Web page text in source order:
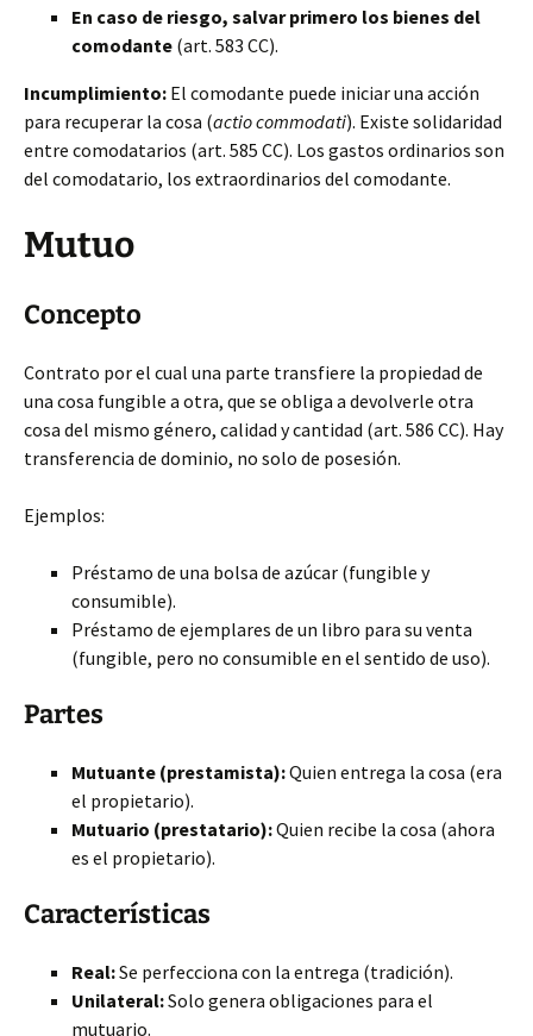
En caso de riesgo, salvar primero los bienes del
comodante (art. 583 CC).
Incumplimiento: El comodante puede iniciar una acción
para recuperar la cosa (actio commodati). Existe solidaridad
entre comodatarios (art. 585 CC). Los gastos ordinarios son
del comodatario, los extraordinarios del comodante.
Mutuo
Concepto
Contrato por el cual una parte transfiere la propiedad de
una cosa fungible a otra, que se obliga a devolverle otra
cosa del mismo género, calidad y cantidad (art. 586 CC). Hay
transferencia de dominio, no solo de posesión.
Ejemplos:
Préstamo de una bolsa de azúcar (fungible y
consumible).
Préstamo de ejemplares de un libro para su venta
(fungible, pero no consumible en el sentido de uso).
Partes
Mutuante (prestamista):Quien entrega la cosa (era
el propietario).
Mutuario (prestatario):Quien recibe la cosa (ahora
es el propietario).
Características
Real:Se perfecciona con la entrega (tradición).
Unilateral:Solo genera obligaciones para el
mutuario.